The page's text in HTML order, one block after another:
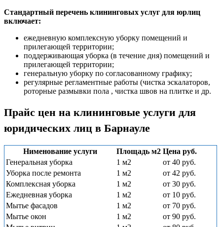
Стандартный перечень клининговых услуг для юрлиц
включает:
ежедневную комплексную уборку помещений и
прилегающей территории;
поддерживающая уборка (в течение дня) помещений и
прилегающей территории;
генеральную уборку по согласованному графику;
регулярные регламентные работы (чистка эскалаторов,
роторные размывки пола , чистка швов на плитке и др.
Прайс цен на клининговые услуги для
юридических лиц в Барнауле
Нименование услуги Площадь м2 Цена руб.
Генеральная уборка
1 м2
от 40 руб.
Уборка после ремонта
1 м2
от 42 руб.
Комплексная уборка
1 м2
от 30 руб.
Ежедневная уборка
1 м2
от 10 руб.
Мытье фасадов
1 м2
от 70 руб.
Мытье окон
1 м2
от 90 руб.